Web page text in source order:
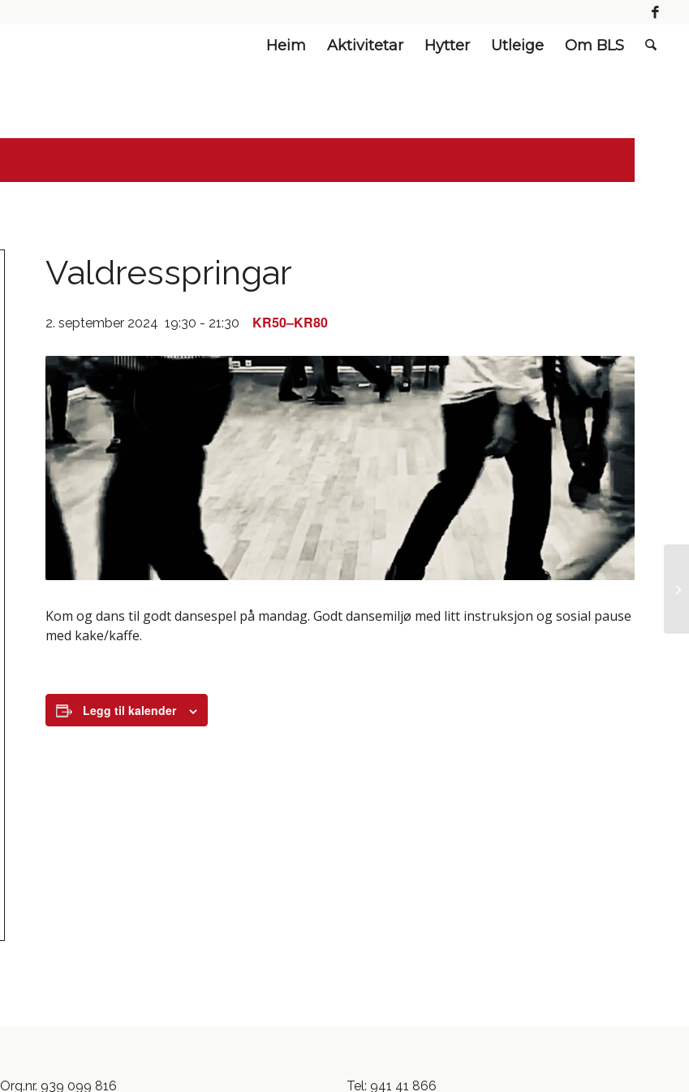
Heim Aktivitetar Hytter Utleige Om BLS
Valdresspringar
2. september 2024 19:30 - 21:30 KR50–KR80
Kom og dans til godt dansespel på mandag. Godt dansemiljø med litt instruksjon og sosial pause
med kake/kaffe.
Legg til kalender
Org.nr. 939 099 816 Tel: 941 41 866